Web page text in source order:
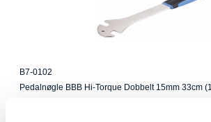
B7-0102
Pedalnøgle BBB Hi-Torque Dobbelt 15mm 33cm